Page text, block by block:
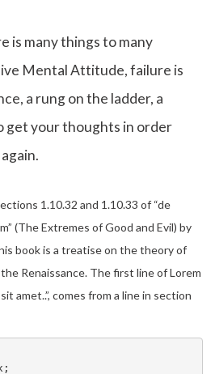
is many things to many
Mental Attitude, failure is
a rung on the ladder, a
get your thoughts in order
1.10.32 and 1.10.33 of “de
(The Extremes of Good and Evil) by
book is a treatise on the theory of
Renaissance. The first line of Lorem
amet..”, comes from a line in section